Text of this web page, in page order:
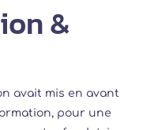
&
avait mis en avant
pour une